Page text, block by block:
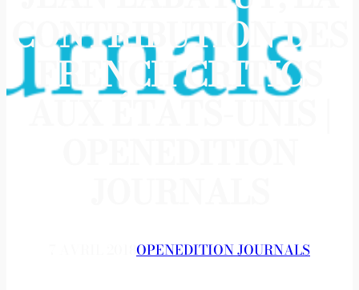
CONTRIBUTION DES
FRENCH CRITICS
AUX ÉTATS-UNIS |
OPENEDITION JOURNALS